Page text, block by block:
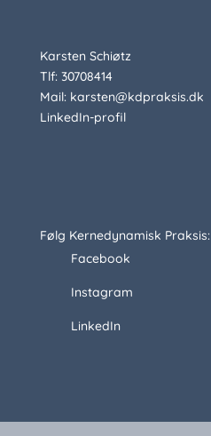
Karsten Schiøtz
Tlf: 30708414
Mail: karsten@kdpraksis.dk
LinkedIn-profil
Følg Kernedynamisk Praksis:
Facebook
Instagram
LinkedIn